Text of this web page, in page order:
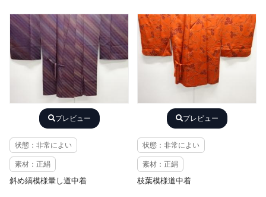
プレビュー
状態：非常によい
素材：正絹
斜め縞模様暈し道中着
プレビュー
状態：非常によい
素材：正絹
枝葉模様道中着